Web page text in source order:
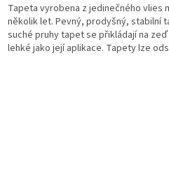
Tapeta vyrobena z jedinečného vlies
několik let. Pevný, prodyšný, stabilní
suché pruhy tapet se přikládají na
lehké jako její aplikace. Tapety lze